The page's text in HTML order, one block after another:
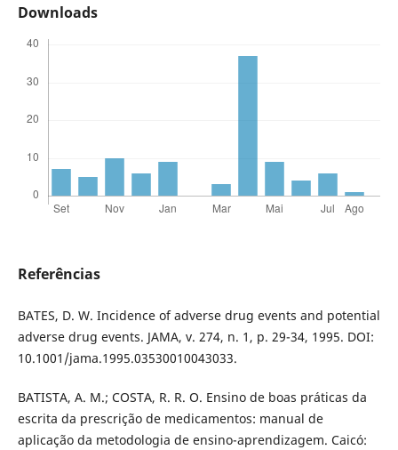
Downloads
Referências
BATES, D. W. Incidence of adverse drug events and potential
adverse drug events. JAMA, v. 274, n. 1, p. 29-34, 1995. DOI:
10.1001/jama.1995.03530010043033.
BATISTA, A. M.; COSTA, R. R. O. Ensino de boas práticas da
escrita da prescrição de medicamentos: manual de
aplicação da metodologia de ensino-aprendizagem. Caicó: